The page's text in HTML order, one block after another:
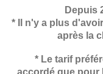
Depuis
* Il n'y a plus
après la
* Le tarif
accordé que pour